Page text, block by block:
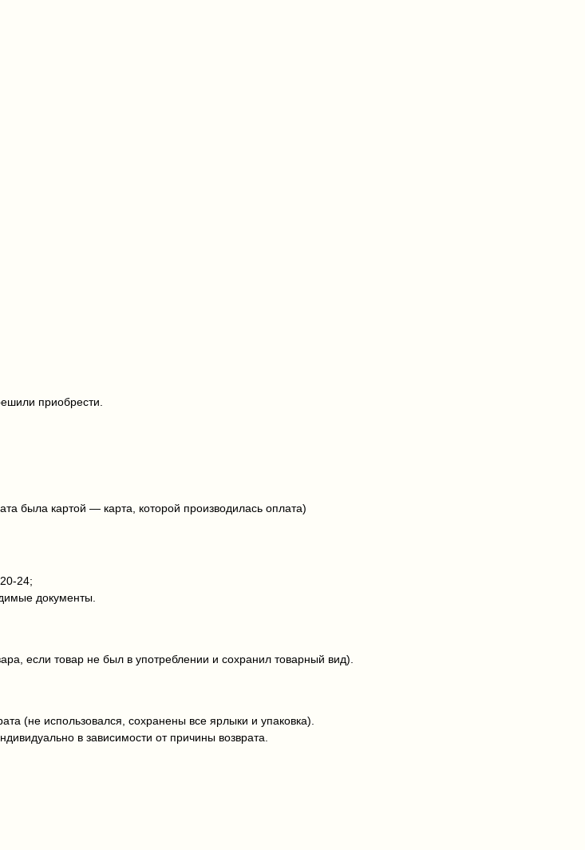
приобрести.
была картой — карта, которой производилась оплата)
документы.
если товар не был в употреблении и сохранил товарный вид).
(не использовался, сохранены все ярлыки и упаковка).
в зависимости от причины возврата.